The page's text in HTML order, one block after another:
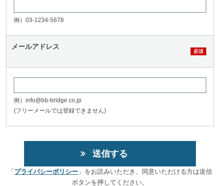
例）03-1234-5678
メールアドレス
例）info@bb-bridge.co.jp
(フリーメールでは登録できません)
「 プライバシーポリシー 」をお読みいただき、同意いただける方は送信
ボタンを押してください。